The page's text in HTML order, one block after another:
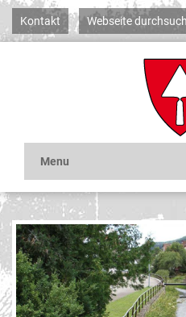
Kontakt Webseite